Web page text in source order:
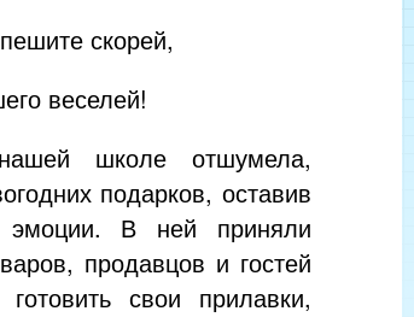
скорей,
веселей!
школе отшумела,
подарков, оставив
эмоции. В ней приняли
продавцов и гостей
свои прилавки,